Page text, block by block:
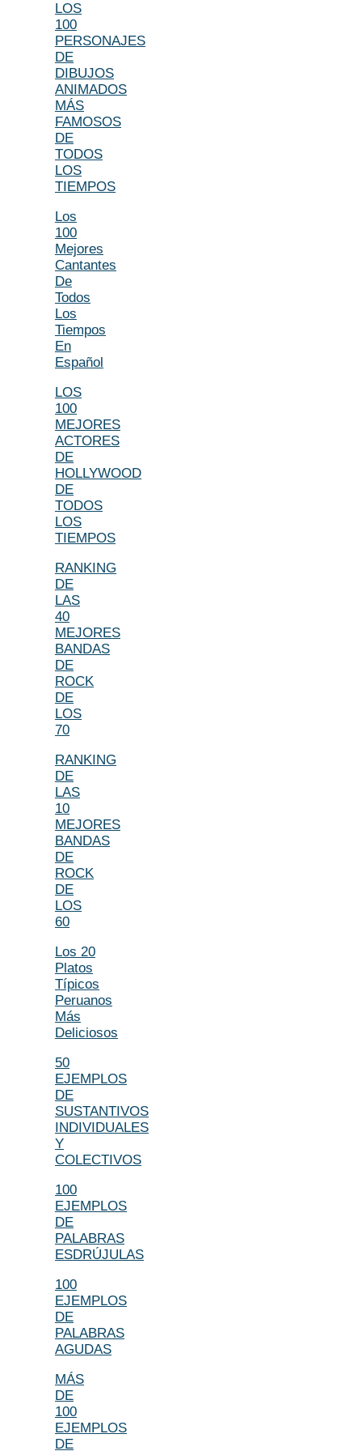
LOS
100
PERSONAJES
DE
DIBUJOS
ANIMADOS
MÁS
FAMOSOS
DE
TODOS
LOS
TIEMPOS
Los
100
Mejores
Cantantes
De
Todos
Los
Tiempos
En
Español
LOS
100
MEJORES
ACTORES
DE
HOLLYWOOD
DE
TODOS
LOS
TIEMPOS
RANKING
DE
LAS
40
MEJORES
BANDAS
DE
ROCK
DE
LOS
70
RANKING
DE
LAS
10
MEJORES
BANDAS
DE
ROCK
DE
LOS
60
Los 20
Platos
Típicos
Peruanos
Más
Deliciosos
50
EJEMPLOS
DE
SUSTANTIVOS
INDIVIDUALES
Y
COLECTIVOS
100
EJEMPLOS
DE
PALABRAS
ESDRÚJULAS
100
EJEMPLOS
DE
PALABRAS
AGUDAS
MÁS
DE
100
EJEMPLOS
DE